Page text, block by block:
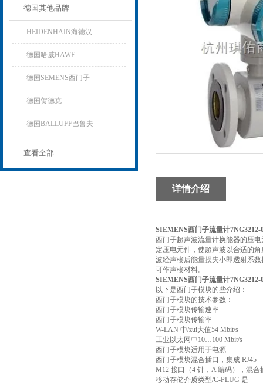
德国其他品牌
HEIDENHAIN海德汉
德国哈威HAWE
德国SEMENS西门子
德国贺德克
德国BALLUFF巴鲁夫
查看全部
详情介绍
SIEMENS西门子流量计7NG3212-
西门子超声波流量计换能器的压
定压电元件，使超声波以合适的
波经声楔后能量损失小即透射系
可作声楔材料。
SIEMENS西门子流量计7NG3212-
以下是西门子模块的些介绍：
西门子模块的技术参数：
西门子模块传输速率
西门子模块传输率
W-LAN 中/zui大值54 Mbit/s
工业以太网中10…100 Mbit/s
西门子模块适用于电源
西门子模块混合插口，集成 RJ45
M12 接口（4 针，A 编码），混合
移动存储介质类型/C-PLUG 是